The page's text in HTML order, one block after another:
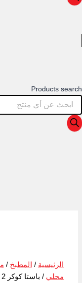
Products search
الرئيسية / المطبخ /
محلي / باستا كوكر 2 عين اوفر كاونتر كهرباء